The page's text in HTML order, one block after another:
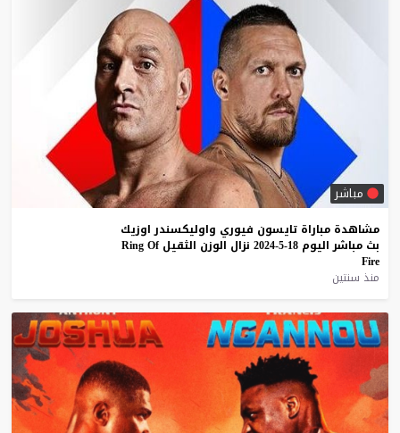
مباشر
مشاهدة مباراة تايسون فيوري واوليكسندر اوزيك
بث مباشر اليوم 18-5-2024 نزال الوزن الثقيل Ring Of
Fire
منذ سنتين